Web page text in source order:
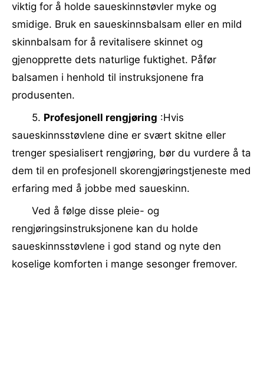
viktig for å holde saueskinnstøvler myke og
smidige. Bruk en saueskinnsbalsam eller en mild
skinnbalsam for å revitalisere skinnet og
gjenopprette dets naturlige fuktighet. Påfør
balsamen i henhold til instruksjonene fra
produsenten.
5. Profesjonell rengjøring :Hvis
saueskinnsstøvlene dine er svært skitne eller
trenger spesialisert rengjøring, bør du vurdere å ta
dem til en profesjonell skorengjøringstjeneste med
erfaring med å jobbe med saueskinn.
Ved å følge disse pleie- og
rengjøringsinstruksjonene kan du holde
saueskinnsstøvlene i god stand og nyte den
koselige komforten i mange sesonger fremover.